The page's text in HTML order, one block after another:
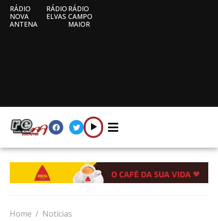
RÁDIO
NOVA
ANTENA
RÁDIO
ELVAS
RÁDIO
CAMPO
MAIOR
Home
Notícias